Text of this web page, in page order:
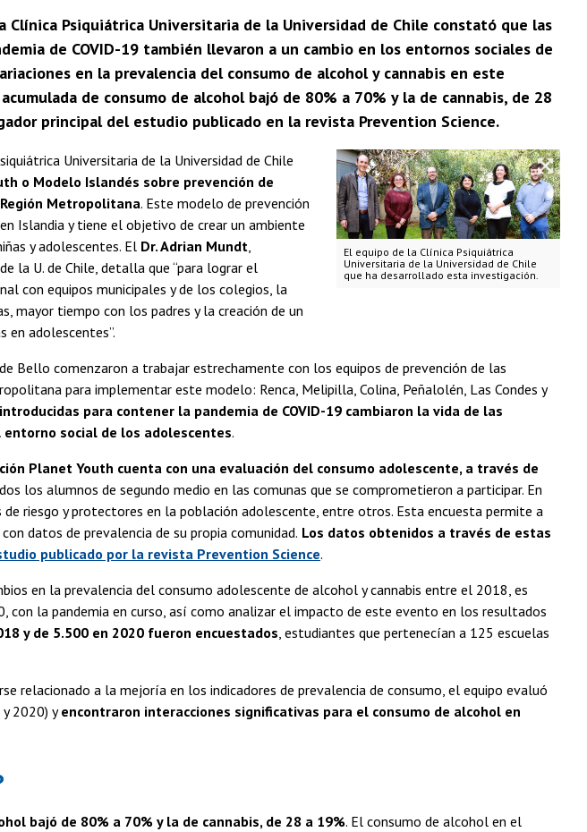
Psiquiátrica Universitaria de la Universidad de Chile constató que las
de COVID-19 también llevaron a un cambio en los entornos sociales de
en la prevalencia del consumo de alcohol y cannabis en este
de consumo de alcohol bajó de 80% a 70% y la de cannabis, de 28
principal del estudio publicado en la revista Prevention Science.
El equipo de la Clínica Psiquiátrica
Universitaria de la Universidad de Chile
que ha desarrollado esta investigación.
Universitaria de la Universidad de Chile
o Modelo Islandés sobre prevención de
Metropolitana. Este modelo de prevención
Islandia y tiene el objetivo de crear un ambiente
y adolescentes. El Dr. Adrian Mundt
la U. de Chile, detalla que “para lograr el
con equipos municipales y de los colegios, la
mayor tiempo con los padres y la creación de un
en adolescentes”.
Bello comenzaron a trabajar estrechamente con los equipos de prevención de las
para implementar este modelo: Renca, Melipilla, Colina, Peñalolén, Las Condes y
para contener la pandemia de COVID-19 cambiaron la vida de las
social de los adolescentes.
Planet Youth cuenta con una evaluación del consumo adolescente, a través de
los alumnos de segundo medio en las comunas que se comprometieron a participar. En
riesgo y protectores en la población adolescente, entre otros. Esta encuesta permite a
datos de prevalencia de su propia comunidad. Los datos obtenidos a través de estas
publicado por la revista Prevention Science.
en la prevalencia del consumo adolescente de alcohol y cannabis entre el 2018, es
con la pandemia en curso, así como analizar el impacto de este evento en los resultados
y de 5.500 en 2020 fueron encuestados , estudiantes que pertenecían a 125 escuelas
relacionado a la mejoría en los indicadores de prevalencia de consumo, el equipo evaluó
2020) yencontraron interacciones significativas para el consumo de alcohol en
bajó de 80% a 70% y la de cannabis, de 28 a 19%. El consumo de alcohol en el